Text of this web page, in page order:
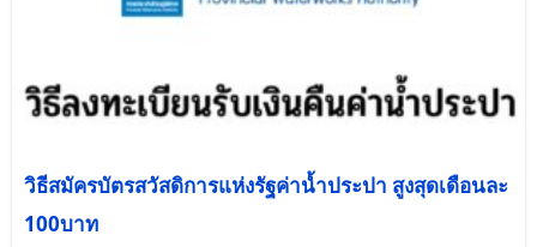
วิธีสมัครบัตรสวัสดิการแห่งรัฐค่าน้ำประปา สูงสุดเดือนละ
100บาท